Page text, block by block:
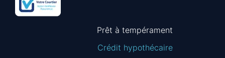
Prêt à tempérament
Crédit hypothécaire